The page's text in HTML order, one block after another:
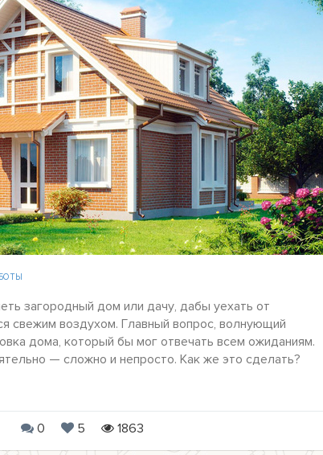
загородный дом или дачу, дабы уехать от
свежим воздухом. Главный вопрос, волнующий
дома, который бы мог отвечать всем ожиданиям.
— сложно и непросто. Как же это сделать?
0 5 1863